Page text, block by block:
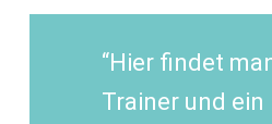
“Hier findet
Trainer und ein